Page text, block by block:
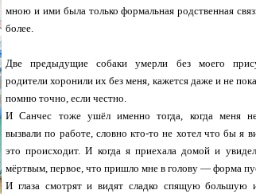
мною и ими была только формальная родственная
более.
Две предыдущие собаки умерли без моего
родители хоронили их без меня, кажется даже и не
помню точно, если честно.
И Санчес тоже ушёл именно тогда, когда меня
вызвали по работе, словно кто-то не хотел что бы я
это происходит. И когда я приехала домой и
мёртвым, первое, что пришло мне в голову — форма
И глаза смотрят и видят сладко спящую большую